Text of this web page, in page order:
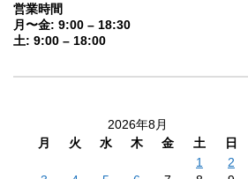
営業時間
月〜金: 9:00 – 18:30
土: 9:00 – 18:00
2026年8月
月
火 水 木 金 土
日
1
2